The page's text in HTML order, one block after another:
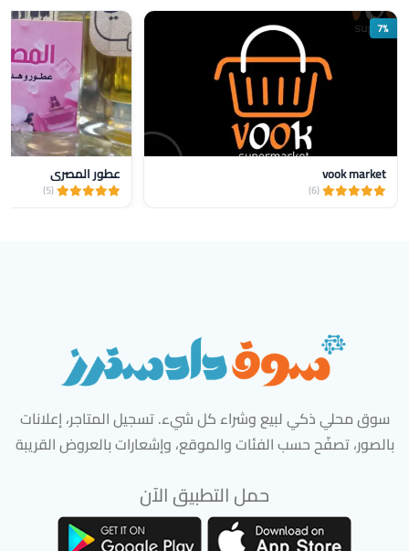
7%
vook market
(6)
عطور المصري
(5)
سوق محلي ذكي لبيع وشراء كل شيء. تسجيل المتاجر، إعلانات
بالصور، تصفّح حسب الفئات والموقع، وإشعارات بالعروض القريبة
حمل التطبيق الآن